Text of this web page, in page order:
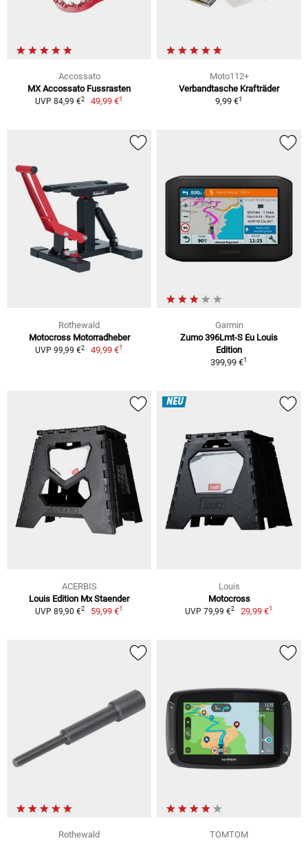
Accossato
MX Accossato Fussrasten
UVP 84,99 €2 49,99 €1
Moto112+
Verbandtasche Krafträder
9,99 €1
Rothewald
Motocross Motorradheber
UVP 99,99 €2 49,99 €1
Garmin
Zumo 396Lmt-S Eu Louis
Edition
399,99 €1
ACERBIS
Louis Edition Mx Staender
UVP 89,90 €2 59,99 €1
NEU
Louis
Motocross
UVP 79,99 €2 29,99 €1
Rothewald
TOMTOM